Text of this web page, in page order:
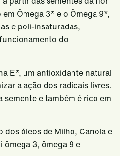
Ômega 3* e o Ômega 9*,
e poli-insaturadas,
do
E*, um antioxidante natural
a ação dos radicais livres.
e também é rico em
dos óleos de Milho, Canola e
ômega 3, ômega 9 e